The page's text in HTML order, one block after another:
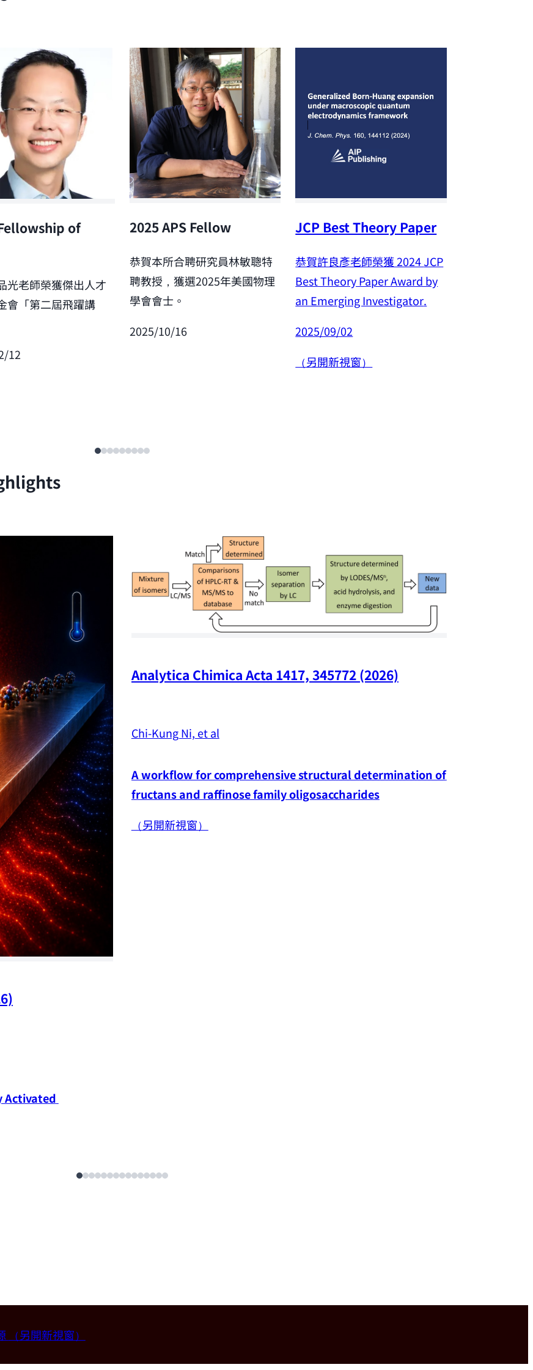
of
光老師榮獲傑出人才
會「第二屆飛躍講
12
2025 APS Fellow
恭賀本所合聘研究員林敏聰特
聘教授，獲選2025年美國物理
學會會士。
2025/10/16
JCP Best Theory Paper
恭賀許良彥老師榮獲 2024JCP
Best Theory Paper Award by
an Emerging Investigator.
2025/09/02
（另開新視窗）
Activated
Analytica Chimica Acta 1417, 345772 (2026)
Chi-Kung Ni, et al
A workflow for comprehensive structural determination of
fructans and raffinose family oligosaccharides
（另開新視窗）
立台灣大學材料科學與工程學系)。2026-07-14
（另開新視窗）